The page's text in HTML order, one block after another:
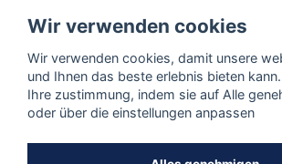
VISA/MASTERCARD/AMERICAN
EXPRESS
Folgen Sie uns
Wir verwenden cookies
Wir verwenden cookies, damit unsere
und Ihnen das beste erlebnis bieten
Ihre zustimmung, indem sie auf Alle
oder über die einstellungen anpassen